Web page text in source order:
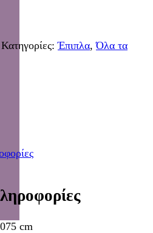
Κατηγορίες:Έπιπλα,Όλα τα
cm